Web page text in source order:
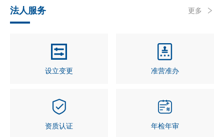
法人服务 更多
设立变更 准营准办
资质认证 年检年审